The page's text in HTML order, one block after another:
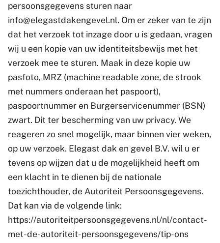
persoonsgegevens sturen naar
info@elegastdakengevel.nl. Om er zeker van te zijn
dat het verzoek tot inzage door u is gedaan, vragen
wij u een kopie van uw identiteitsbewijs met het
verzoek mee te sturen. Maak in deze kopie uw
pasfoto, MRZ (machine readable zone, de strook
met nummers onderaan het paspoort),
paspoortnummer en Burgerservicenummer (BSN)
zwart. Dit ter bescherming van uw privacy. We
reageren zo snel mogelijk, maar binnen vier weken,
op uw verzoek. Elegast dak en gevel B.V. wil u er
tevens op wijzen dat u de mogelijkheid heeft om
een klacht in te dienen bij de nationale
toezichthouder, de Autoriteit Persoonsgegevens.
Dat kan via de volgende link:
https://autoriteitpersoonsgegevens.nl/nl/contact-
met-de-autoriteit-persoonsgegevens/tip-ons